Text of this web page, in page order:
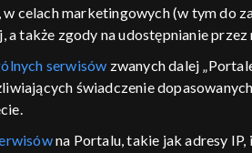
w celach marketingowych (w tym do
także zgody na udostępnianie
serwisów zwanych dalej
świadczenie
na Portalu, takie jak adresy